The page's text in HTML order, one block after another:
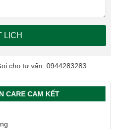
LỊCH
cho tư vấn: 0944283283
CARE CAM KẾT